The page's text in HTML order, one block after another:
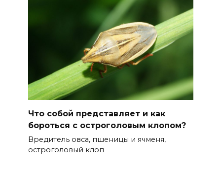
Что собой представляет и как
бороться с остроголовым клопом?
Вредитель овса, пшеницы и ячменя,
остроголовый клоп